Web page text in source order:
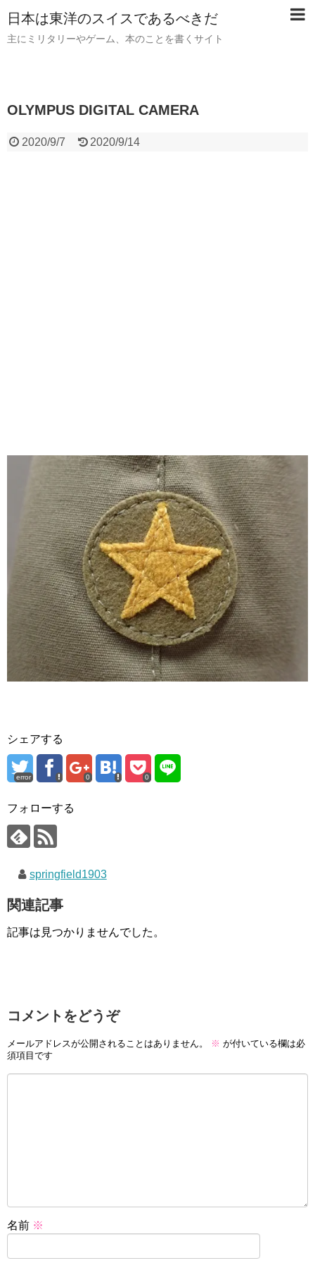
日本は東洋のスイスであるべきだ
主にミリタリーやゲーム、本のことを書くサイト
OLYMPUS DIGITAL CAMERA
2020/9/7 2020/9/14
シェアする
error 0 0
フォローする
springfield1903
関連記事
記事は見つかりませんでした。
コメントをどうぞ
メールアドレスが公開されることはありません。 ※ が付いている欄は必
須項目です
名前 ※